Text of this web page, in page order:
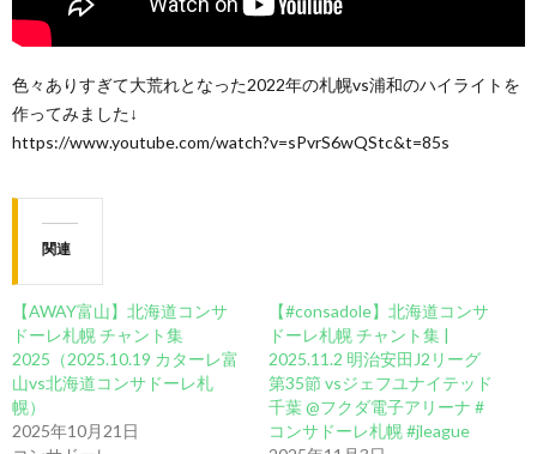
色々ありすぎて大荒れとなった2022年の札幌vs浦和のハイライトを
作ってみました↓
https://www.youtube.com/watch?v=sPvrS6wQStc&t=85s
関連
【AWAY富山】北海道コンサ
ドーレ札幌 チャント集
2025（2025.10.19 カターレ富
山vs北海道コンサドーレ札
幌）
2025年10月21日
【#consadole】北海道コンサ
ドーレ札幌 チャント集 |
2025.11.2 明治安田J2リーグ
第35節 vsジェフユナイテッド
千葉 @フクダ電子アリーナ #
コンサドーレ札幌 #jleague